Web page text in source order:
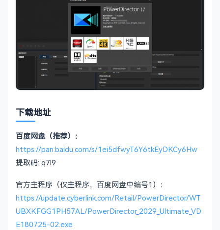
下载地址
百度网盘（推荐）：
https://pan.baidu.com/s/1ei5dfwyT6Y6tkEyDKCy6Hw
提取码: q7l9
官方主程序（仅主程序，百度网盘中编号1）：
https://update.cyberlink.com/Retail/PowerDirector/WT
UBXKFGG1PH57AL/PowerDirector_2029_Ultimate_VD
E180725-02.exe